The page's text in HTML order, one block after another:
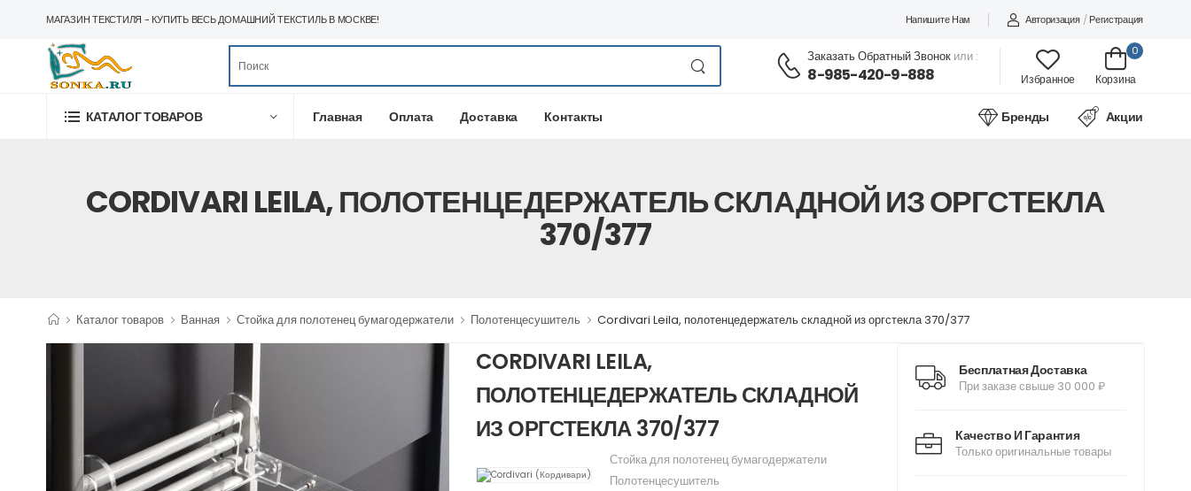
МАГАЗИН ТЕКСТИЛЯ - КУПИТЬ ВЕСЬ ДОМАШНИЙ ТЕКСТИЛЬ В МОСКВЕ! Напишите Нам Авторизация / Регистрация
Заказать Обратный Звонок или :
8-985-420-9-888 Избранное
0
Корзина
КАТАЛОГ ТОВАРОВ Главная Оплата Доставка Контакты Бренды Акции
CORDIVARI LEILA, ПОЛОТЕНЦЕДЕРЖАТЕЛЬ СКЛАДНОЙ ИЗ ОРГСТЕКЛА
370/377
Каталог товаров Ванная Стойка для полотенец бумагодержатели Полотенцесушитель Cordivari Leila, полотенцедержатель складной из оргстекла 370/377
CORDIVARI LEILA,
ПОЛОТЕНЦЕДЕРЖАТЕЛЬ СКЛАДНОЙ
ИЗ ОРГСТЕКЛА 370/377
Стойка для полотенец бумагодержатели
Полотенцесушитель
Бесплатная Доставка
При заказе свыше 30 000 ₽
Качество И Гарантия
Только оригинальные товары